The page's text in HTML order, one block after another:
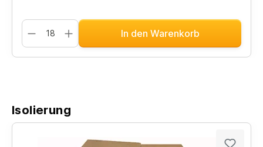
In den Warenkorb
Isolierung